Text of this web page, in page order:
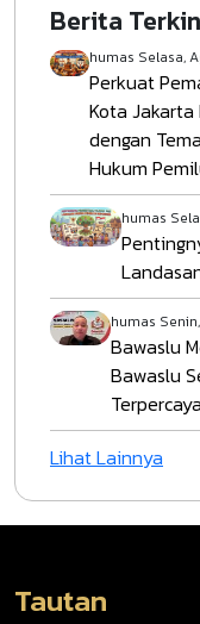
Berita
humas Selasa,
Perkuat
Kota
dengan
Hukum
humas
humas
Bawaslu
Bawaslu
Terpercaya
Lihat Lainnya
Tautan